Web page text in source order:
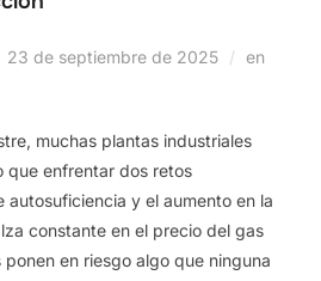
23 de septiembre de 2025
en
muchas plantas industriales
que enfrentar dos retos
autosuficiencia y el aumento en la
constante en el precio del gas
en riesgo algo que ninguna